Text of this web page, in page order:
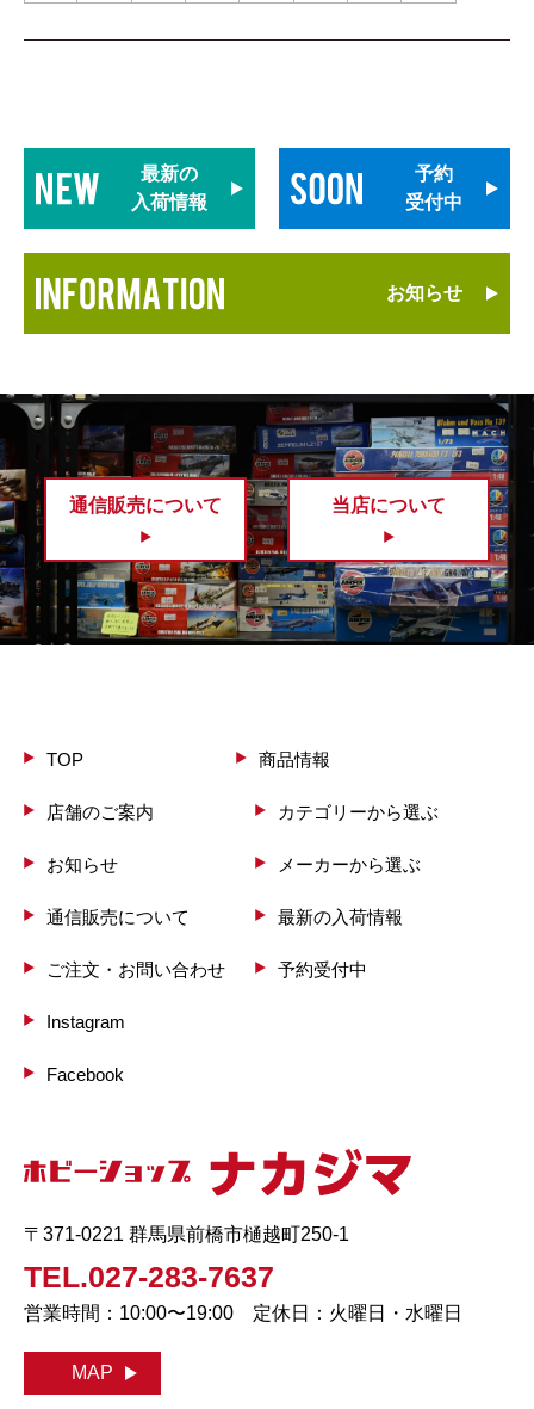
最新の
入荷情報
予約
受付中
お知らせ
通信販売について 当店について
TOP
店舗のご案内
お知らせ
通信販売について
ご注文・お問い合わせ
Instagram
Facebook
商品情報
カテゴリーから選ぶ
メーカーから選ぶ
最新の入荷情報
予約受付中
〒371-0221 群馬県前橋市樋越町250-1
TEL.027-283-7637
営業時間：10:00〜19:00 定休日：火曜日・水曜日
MAP